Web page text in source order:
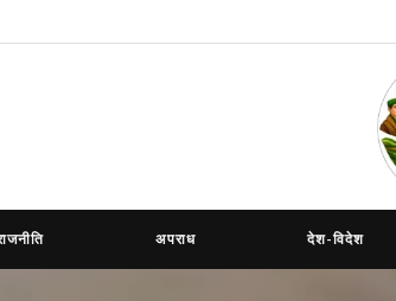
अपराध देश-विदेश